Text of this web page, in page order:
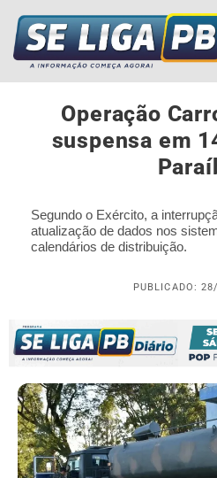
Operação
suspensa em
Segundo o Exército, a
atualização de dados nos
calendários de distribuição.
PUBLICADO: